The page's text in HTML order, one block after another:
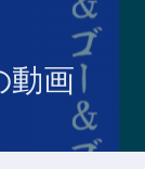
動画